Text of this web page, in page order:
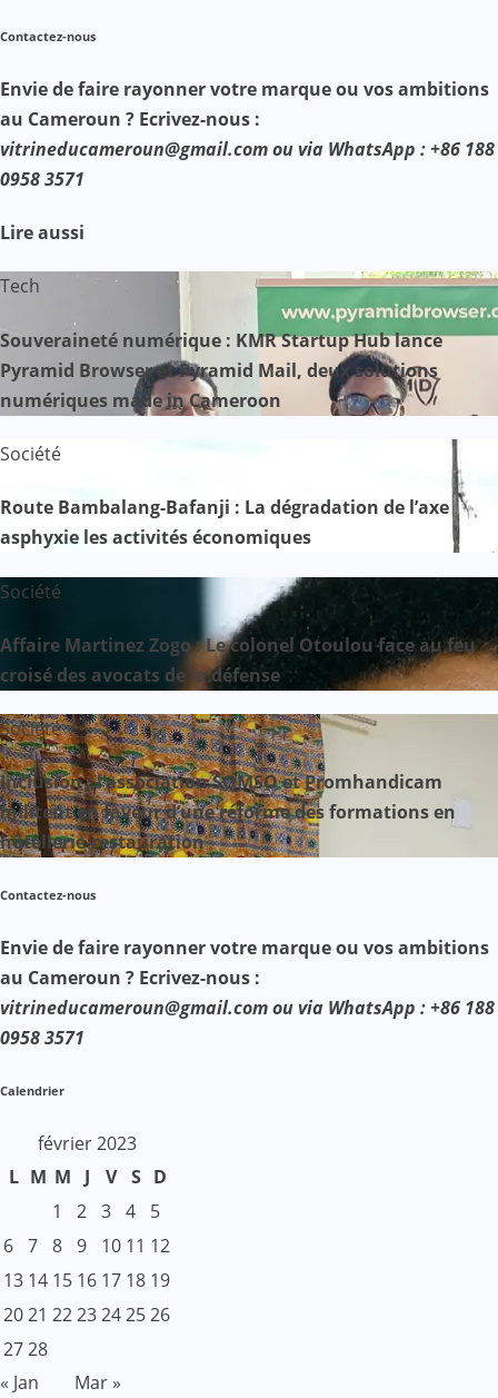
Contactez-nous
Envie de faire rayonner votre marque ou vos ambitions
au Cameroun ? Ecrivez-nous :
vitrineducameroun@gmail.com ou via WhatsApp : +86 188
0958 3571
Lire aussi
Tech
Souveraineté numérique : KMR Startup Hub lance
Pyramid Browser et Pyramid Mail, deux solutions
numériques made in Cameroon
Société
Route Bambalang-Bafanji : La dégradation de l’axe
asphyxie les activités économiques
Société
Affaire Martinez Zogo : Le colonel Otoulou face au feu
croisé des avocats de la défense
Société
Inclusion : l’association SOMSO et Promhandicam
militent en faveur d’une réforme des formations en
hôtellerie-restauration
Contactez-nous
Envie de faire rayonner votre marque ou vos ambitions
au Cameroun ? Ecrivez-nous :
vitrineducameroun@gmail.com ou via WhatsApp : +86 188
0958 3571
Calendrier
février 2023
L M M J V S D
1
2 3 4
5
6 7 8 9 10 11 12
13 14 15 16 17 18 19
2021 2223242526
2728
« Jan
Mar »